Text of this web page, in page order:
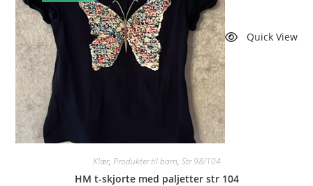
Quick View
Klær, Produkter til barn, Str 98/104
HM t-skjorte med paljetter str 104